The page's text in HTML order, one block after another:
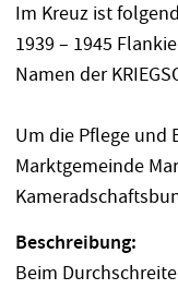
Im Kreuz ist
1939 – 1945
Namen der
Um die Pflege und
Marktgemeinde
Beschreibung:
Beim